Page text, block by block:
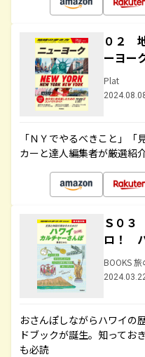
０２
ーヨー
Plat
「ＮＹでやるべきこと」
カーと達人編集者が厳選紹
Ｓ０３
ロ！
BOOKS
おさんぽしながらハワイの
ドブックが誕生。知ってお
も必読